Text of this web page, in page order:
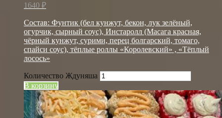
1640 ₽
Состав: Фунтик (бел кунжут, бекон, лук зелёный,
огурчик, сырный соус), Инстаролл (Масага красная,
чёрный кунжут, сурими, перец болгарский, томаго,
спайси соус), тёплые роллы «Королевский» , «Тёплый
лосось»
Количество Ждуняша
В корзину